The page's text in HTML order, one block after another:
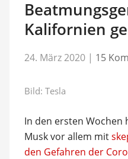
Kalifornien
24. März 2020 | 15
Bild: Tesla
In den ersten Wochen
Musk vor allem mit
den Gefahren der